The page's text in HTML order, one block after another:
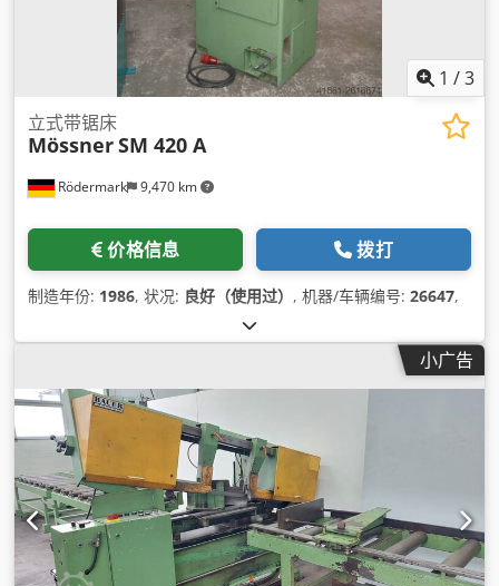
1 /3
Rödermark 9,470 km
立式带锯床
MössnerSM 420 A
价格信息 拨打
制造年份: 1986, 状况: 良好（使用过） , 机器/车辆编号: 26647,
小广告